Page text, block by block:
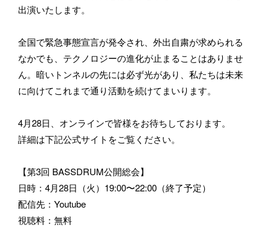
出演いたします。
全国で緊急事態宣言が発令され、外出自粛が求められる
なかでも、テクノロジーの進化が止まることはありませ
ん。暗いトンネルの先には必ず光があり、私たちは未来
に向けてこれまで通り活動を続けてまいります。
4月28日、オンラインで皆様をお待ちしております。
詳細は下記公式サイトをご覧ください。
【第3回 BASSDRUM公開総会】
日時：4月28日（火）19:00〜22:00（終了予定）
配信先：Youtube
視聴料：無料
お問い合わせ内容
プライバシーポリシー